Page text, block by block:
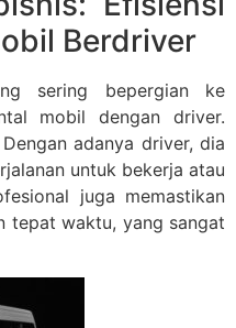
Berdriver
sering bepergian ke
mobil dengan driver.
adanya driver, dia
untuk bekerja atau
juga memastikan
tepat waktu, yang sangat